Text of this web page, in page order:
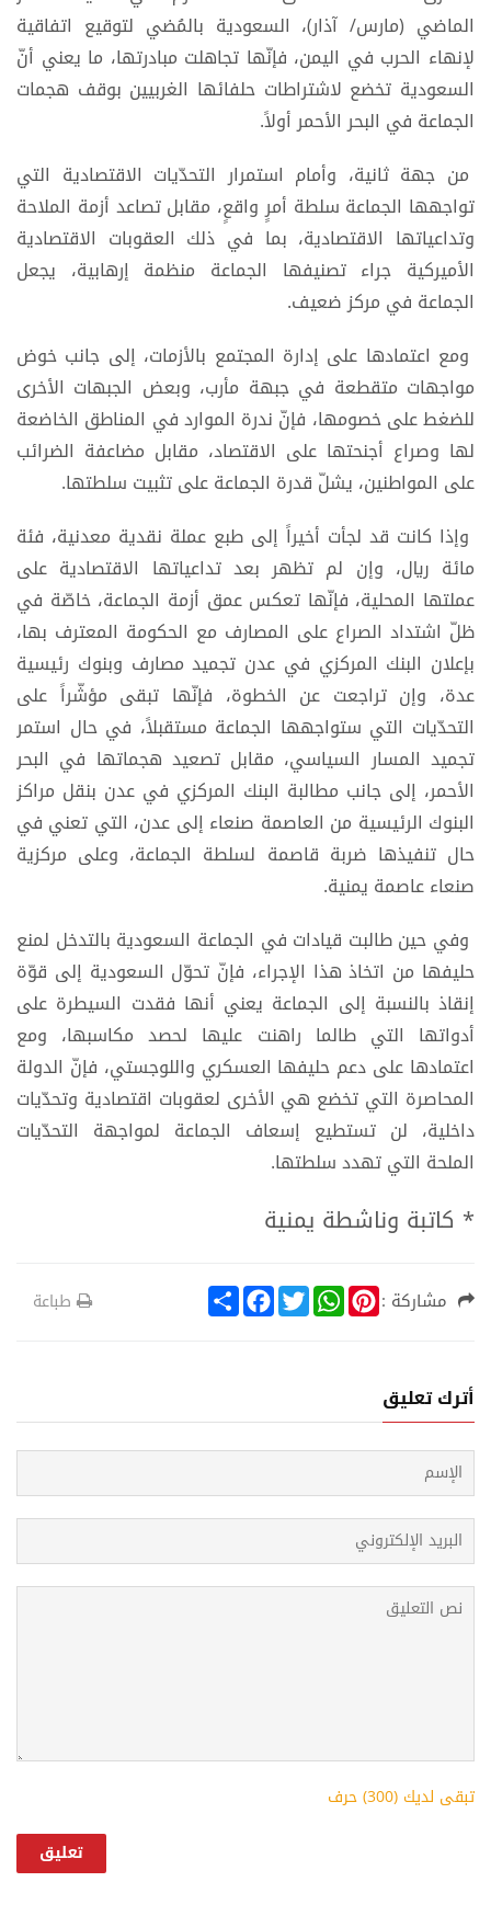
الماضي (مارس/ آذار)، السعودية بالمُضي لتوقيع اتفاقية
لإنهاء الحرب في اليمن، فإنّها تجاهلت مبادرتها، ما يعني أنّ
السعودية تخضع لاشتراطات حلفائها الغربيين بوقف هجمات
الجماعة في البحر الأحمر أولاً.
من جهة ثانية، وأمام استمرار التحدّيات الاقتصادية التي
تواجهها الجماعة سلطة أمرٍ واقعٍ، مقابل تصاعد أزمة الملاحة
وتداعياتها الاقتصادية، بما في ذلك العقوبات الاقتصادية
الأميركية جراء تصنيفها الجماعة منظمة إرهابية، يجعل
الجماعة في مركز ضعيف.
ومع اعتمادها على إدارة المجتمع بالأزمات، إلى جانب خوض
مواجهات متقطعة في جبهة مأرب، وبعض الجبهات الأخرى
للضغط على خصومها، فإنّ ندرة الموارد في المناطق الخاضعة
لها وصراع أجنحتها على الاقتصاد، مقابل مضاعفة الضرائب
على المواطنين، يشلّ قدرة الجماعة على تثبيت سلطتها.
وإذا كانت قد لجأت أخيراً إلى طبع عملة نقدية معدنية، فئة
مائة ريال، وإن لم تظهر بعد تداعياتها الاقتصادية على
عملتها المحلية، فإنّها تعكس عمق أزمة الجماعة، خاصّة في
ظلّ اشتداد الصراع على المصارف مع الحكومة المعترف بها،
بإعلان البنك المركزي في عدن تجميد مصارف وبنوك رئيسية
عدة، وإن تراجعت عن الخطوة، فإنّها تبقى مؤشّراً على
التحدّيات التي ستواجهها الجماعة مستقبلاً، في حال استمر
تجميد المسار السياسي، مقابل تصعيد هجماتها في البحر
الأحمر، إلى جانب مطالبة البنك المركزي في عدن بنقل مراكز
البنوك الرئيسية من العاصمة صنعاء إلى عدن، التي تعني في
حال تنفيذها ضربة قاصمة لسلطة الجماعة، وعلى مركزية
صنعاء عاصمة يمنية.
وفي حين طالبت قيادات في الجماعة السعودية بالتدخل لمنع
حليفها من اتخاذ هذا الإجراء، فإنّ تحوّل السعودية إلى قوّة
إنقاذ بالنسبة إلى الجماعة يعني أنها فقدت السيطرة على
أدواتها التي طالما راهنت عليها لحصد مكاسبها، ومع
اعتمادها على دعم حليفها العسكري واللوجستي، فإنّ الدولة
المحاصرة التي تخضع هي الأخرى لعقوبات اقتصادية وتحدّيات
داخلية، لن تستطيع إسعاف الجماعة لمواجهة التحدّيات
الملحة التي تهدد سلطتها.
* كاتبة وناشطة يمنية
مشاركة : S
h
F
a
k
T
w
W
h
p
P
i
s
طباعة
أترك تعليق
تبقى لديك (300) حرف